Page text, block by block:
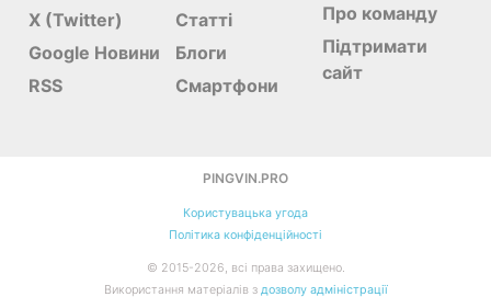
X (Twitter)
Google Новини
RSS
Статті
Блоги
Смартфони
Про команду
Підтримати
сайт
PINGVIN.PRO
Користувацька угода
Політика конфіденційності
© 2015-2026, всі права захищено.
Використання матеріалів з дозволу адміністрації